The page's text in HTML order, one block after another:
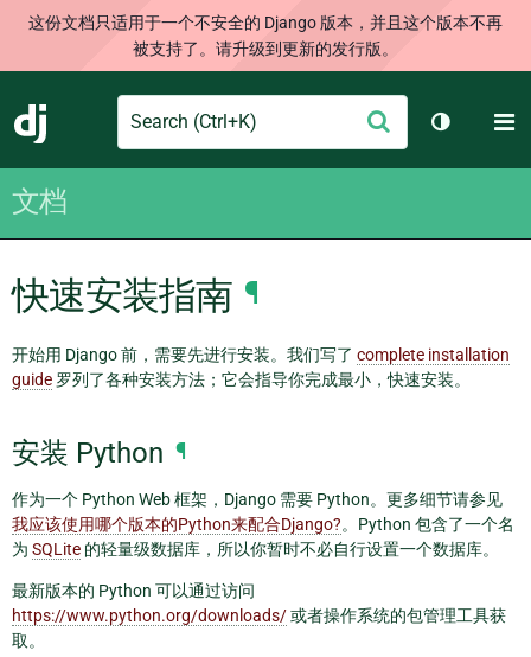
这份文档只适用于一个不安全的 Django 版本，并且这个版本不再
被支持了。请升级到更新的发行版。
Django
Search
交
切换主题
文档
快速安装指南 ¶
开始用 Django 前，需要先进行安装。我们写了 complete installation
guide 罗列了各种安装方法；它会指导你完成最小，快速安装。
安装 Python ¶
作为一个 Python Web 框架，Django 需要 Python。更多细节请参见
我应该使用哪个版本的Python来配合Django?。Python 包含了一个名
为 SQLite 的轻量级数据库，所以你暂时不必自行设置一个数据库。
最新版本的 Python 可以通过访问
https://www.python.org/downloads/或者操作系统的包管理工具获
取。